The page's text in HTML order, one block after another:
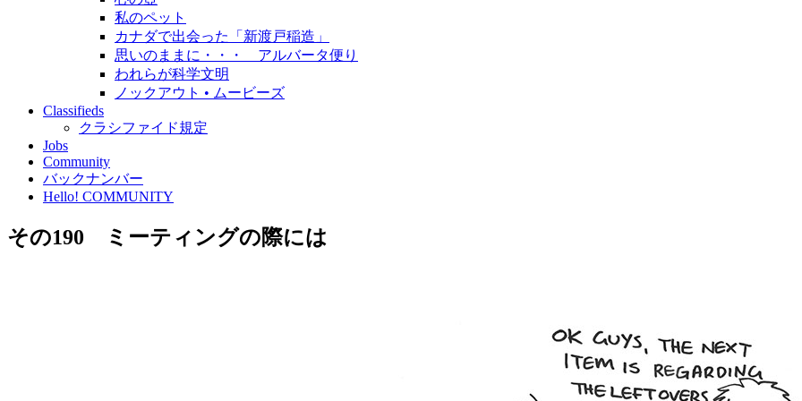
私のペット
カナダで出会った「新渡戸稲造」
思いのままに・・・ アルバータ便り
われらが科学文明
ノックアウト • ムービーズ
Classifieds
クラシファイド規定
Jobs
Community
バックナンバー
Hello! COMMUNITY
その190 ミーティングの際には